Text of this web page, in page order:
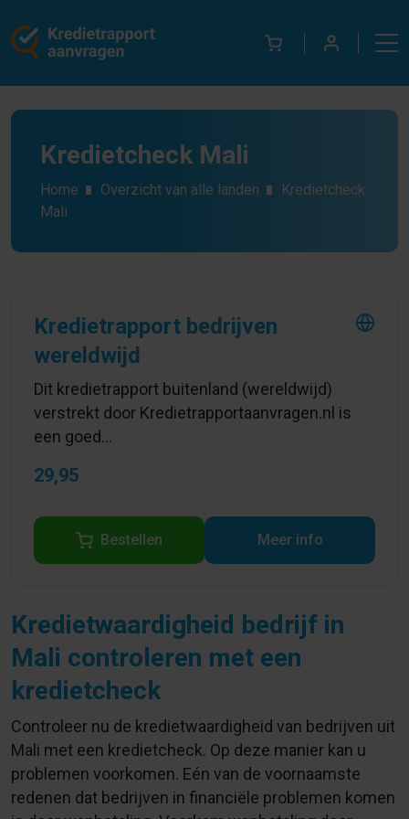
Kredietcheck Mali
Home Overzicht van alle landen
Kredietcheck
Mali
Kredietrapport bedrijven
wereldwijd
Dit kredietrapport buitenland (wereldwijd)
verstrekt door Kredietrapportaanvragen.nl is
een goed...
29,95
Bestellen Meer info
Kredietwaardigheid bedrijf in
Mali controleren met een
kredietcheck
Controleer nu de kredietwaardigheid van bedrijven uit
Mali met een kredietcheck. Op deze manier kan u
problemen voorkomen. Eén van de voornaamste
redenen dat bedrijven in financiële problemen komen